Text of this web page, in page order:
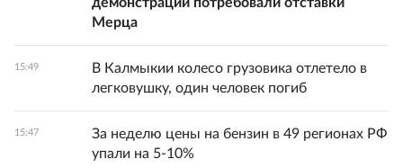
Мерца
15:49
В Калмыкии колесо грузовика отлетело в
легковушку, один человек погиб
15:47
За неделю цены на бензин в 49 регионах РФ
упали на 5-10%